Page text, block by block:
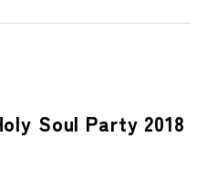
Soul Party 2018